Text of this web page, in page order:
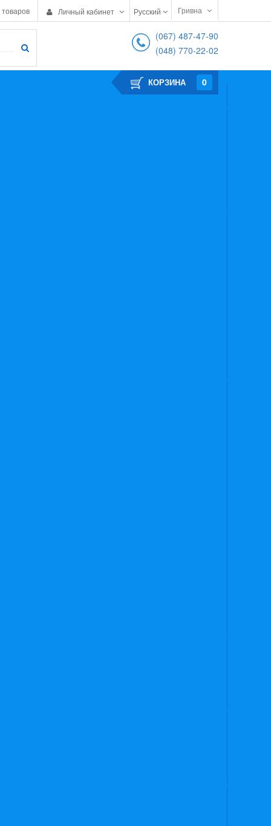
Личный кабинет Гривна
Русский
(067) 487-47-90
(048) 770-22-02
КОРЗИНА 0